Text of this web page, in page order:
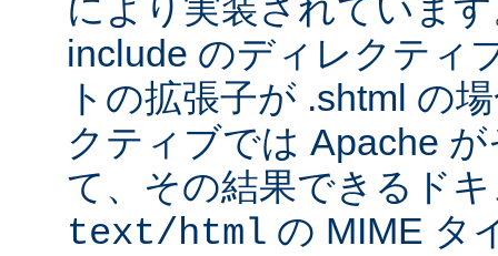
により実装されていま
include のディレクティ
トの拡張子が .shtml の
クティブでは Apache
て、その結果できるド
text/html の MIME タ